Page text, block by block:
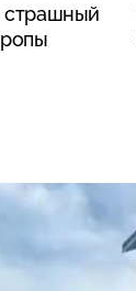
страшный